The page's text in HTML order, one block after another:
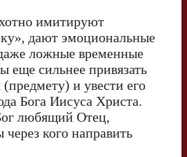
имитируют
дают эмоциональные
ложные временные
еще сильнее привязать
и увести его
Бога Иисуса Христа.
любящий Отец,
кого направить